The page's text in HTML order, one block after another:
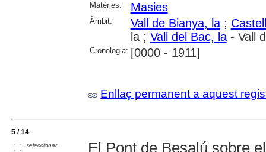
Matèries: Masies
Àmbit: Vall de Bianya, la;
la ; Vall del Bac, la- Vall
Cronologia: [0000 - 1911]
Enllaç permanent a aquest
5 / 14
seleccionar El Pont de Besalú sobre